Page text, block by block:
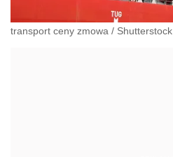
transport ceny zmowa / Shutterstock